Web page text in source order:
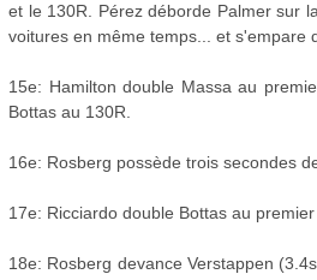
et le 130R. Pérez déborde Palmer sur
voitures en même temps... et s'empare
15e: Hamilton double Massa au
Bottas au 130R.
16e: Rosberg possède trois secondes
17e: Ricciardo double Bottas au
18e: Rosberg devance Verstappen